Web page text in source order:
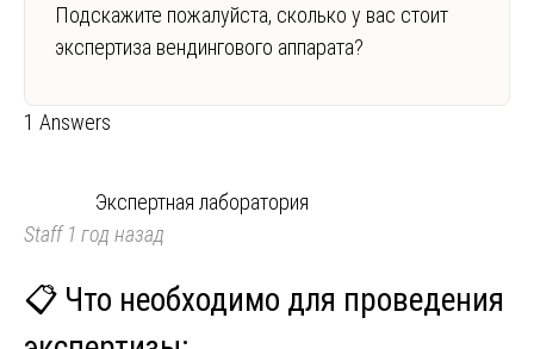
Подскажите пожалуйста, сколько у вас стоит
экспертиза вендингового аппарата?
1 Answers
Экспертная лаборатория
Staff1 год назад
📋 Что необходимо для проведения